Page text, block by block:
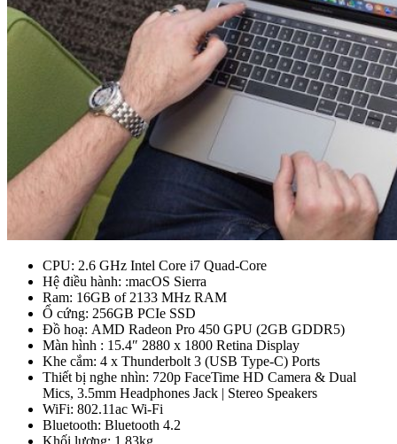
CPU: 2.6 GHz Intel Core i7 Quad-Core
Hệ điều hành: :macOS Sierra
Ram: 16GB of 2133 MHz RAM
Ổ cứng: 256GB PCIe SSD
Đồ hoạ: AMD Radeon Pro 450 GPU (2GB GDDR5)
Màn hình : 15.4″ 2880 x 1800 Retina Display
Khe cắm: 4 x Thunderbolt 3 (USB Type-C) Ports
Thiết bị nghe nhìn: 720p FaceTime HD Camera & Dual
Mics, 3.5mm Headphones Jack | Stereo Speakers
WiFi: 802.11ac Wi-Fi
Bluetooth: Bluetooth 4.2
Khối lượng: 1.83kg